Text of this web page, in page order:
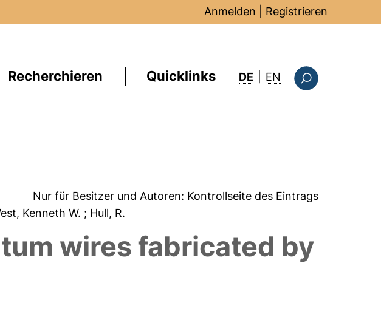
Anmelden Registrieren
Recherchieren Quicklinks DE EN : this page in
Nur für Besitzer und Autoren: Kontrollseite des Eintrags
Kenneth W. ; Hull, R.
wires fabricated by